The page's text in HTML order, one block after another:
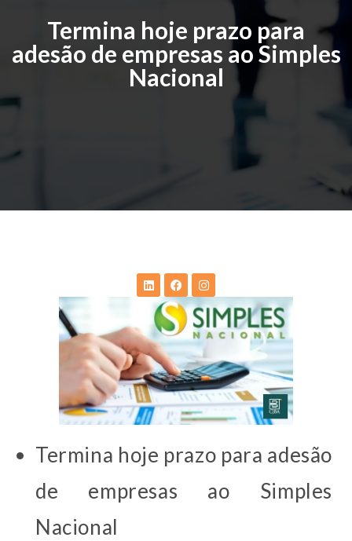
Termina hoje prazo para
adesão de empresas ao Simples
Nacional
Termina hoje prazo para adesão
de empresas ao Simples
Nacional